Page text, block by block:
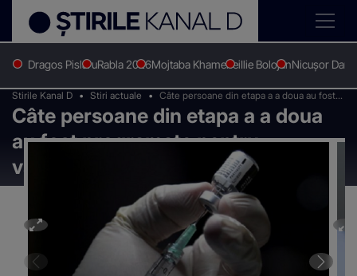
Dragos PislaruRabla 2026Mojtaba KhameneiIlie BolojanNicușor Dan
Stirile Kanal D Stiri actuale
Câte persoane din etapa a a doua au fost
programate pentru vaccinarea anti-COVID
Câte persoane din etapa a a doua
au fost programate pentru
vaccinarea anti-COVID